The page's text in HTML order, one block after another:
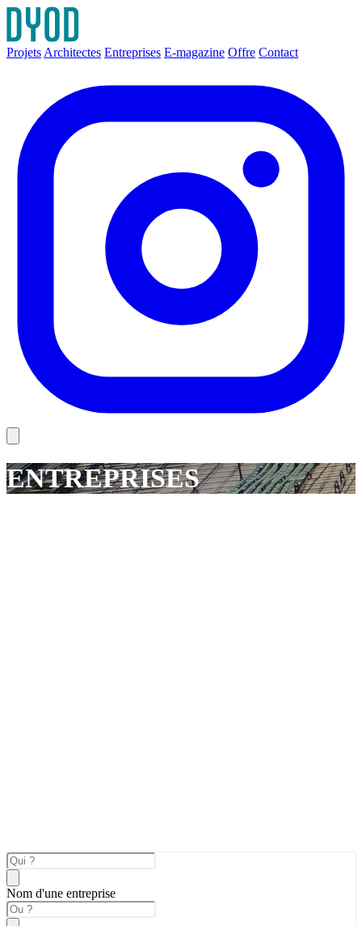
Projets Architectes Entreprises E-magazine Offre Contact
ENTREPRISES
Nom d'une entreprise